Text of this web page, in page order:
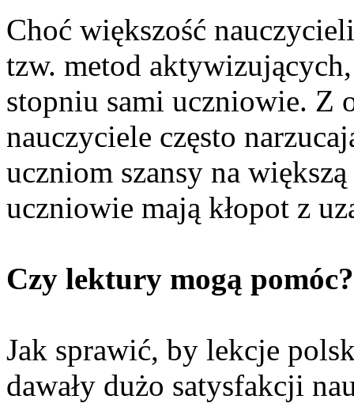
Choć większość
tzw. metod
stopniu sami uczniowie. Z
nauczyciele często
uczniom szansy na
uczniowie mają kłopot z
Czy lektury mogą pomóc?
Jak sprawić, by lekcje
dawały dużo satysfakcji